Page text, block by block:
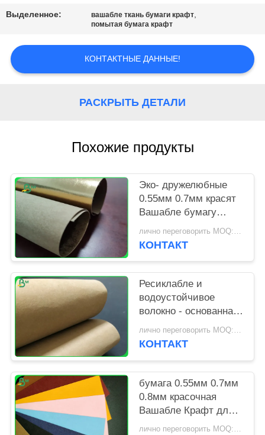
СЛУЧАИ
КАРТА
САЙТА
Выделенное: вашабле ткань бумаги крафт,
помытая бумага крафт
КОНТАКТНЫЕ ДАННЫЕ!
РАСКРЫТЬ ДЕТАЛИ
Похожие продукты
Эко- дружелюбные
0.55мм 0.7мм красят
Вашабле бумагу
сопротивления
лично переговорить MOQ:1 двор
КОНТАКТ
Ресиклабле и
водоустойчивое
волокно - основанная
Вашабле бумага
Крафт для сумки
лично переговорить MOQ:1 тонна
КОНТАКТ
бумага 0.55мм 0.7мм
0.8мм красочная
Вашабле Крафт для
грузя делать сумки
лично переговорить MOQ:1 тонна